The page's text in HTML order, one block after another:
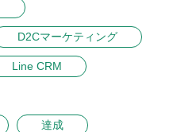
D2Cマーケティング
Line CRM
達成